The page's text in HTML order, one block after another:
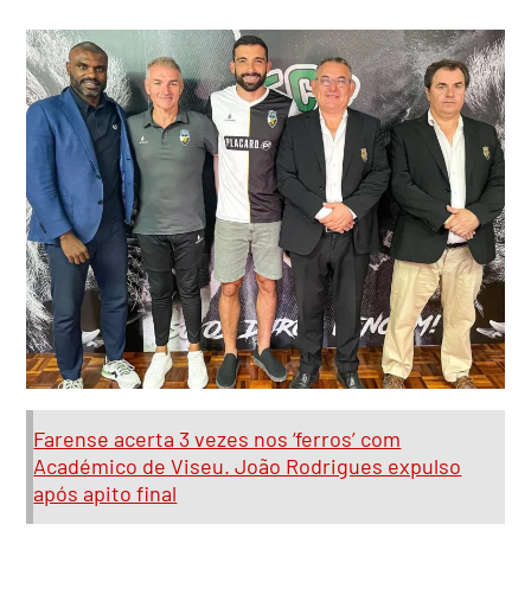
Farense acerta 3 vezes nos ‘ferros’ com
Académico de Viseu. João Rodrigues expulso
após apito final